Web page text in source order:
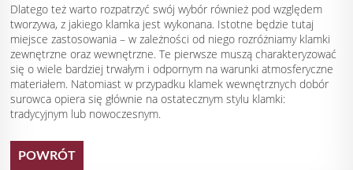
Dlatego też warto rozpatrzyć swój wybór również pod względem
tworzywa, z jakiego klamka jest wykonana. Istotne będzie tutaj
miejsce zastosowania – w zależności od niego rozróżniamy klamki
zewnętrzne oraz wewnętrzne. Te pierwsze muszą charakteryzować
się o wiele bardziej trwałym i odpornym na warunki atmosferyczne
materiałem. Natomiast w przypadku klamek wewnętrznych dobór
surowca opiera się głównie na ostatecznym stylu klamki:
tradycyjnym lub nowoczesnym.
POWRÓT